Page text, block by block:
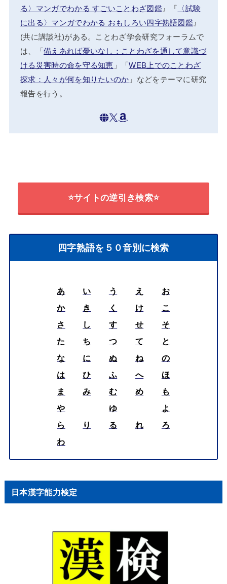
る〉マンガでわかる すごいことわざ図鑑』『 〈試験
に出る〉マンガでわかる おもしろい四字熟語図鑑 』
(共に講談社)がある。ことわざ学会研究フォーラムで
は、「備えあれば憂いなし：ことわざを通して意識づ
ける災害時の命を守る知恵 」「WEB上でのことわざ
探求：人々が何を知りたいのか 」などをテーマに研究
報告を行う。
⭐サイトの逆引き検索⭐
四字熟語を５０音別に検索
あ い う え
お
か
き く け
こ
さ
し す せ
そ
た
ち つ て
と
な
に ぬ ね
の
は
ひ ふ へ
ほ
ま
み む め
も
や
ゆ
よ
ら
り る れ
ろ
わ
日本漢字能力検定